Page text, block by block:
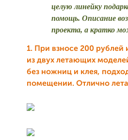
целую линейку
помощь. Описание
проекта, а кратко
1. При взносе 200 рублей
из двух летающих
без ножниц и клея,
помещении. Отлично